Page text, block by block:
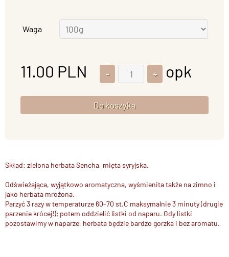
Waga
11.00 PLN opk
Skład: zielona herbata Sencha, mięta syryjska.
Odświeżająca, wyjątkowo aromatyczna, wyśmienita także na zimno i
jako herbata mrożona.
Parzyć 3 razy w temperaturze 60-70 st.C maksymalnie 3 minuty (drugie
parzenie krócej!); potem oddzielić listki od naparu. Gdy listki
pozostawimy w naparze, herbata będzie bardzo gorzka i bez aromatu.